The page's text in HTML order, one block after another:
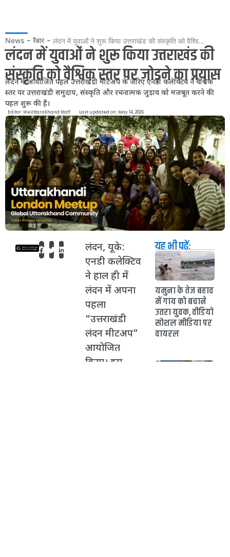
News - रैबार - लंदन में युवाओं ने शुरू किया उत्तराखंड की संस्कृति को वैश्विक स्तर पर जोड़ने का प्रयास
लंदन में युवाओं ने शुरू किया उत्तराखंड की
संस्कृति को वैश्विक स्तर पर जोड़ने का प्रयास
लंदन में आयोजित पहले उत्तराखंडी मीटअप के जरिए एनडी कलेक्टिव ने वैश्विक
स्तर पर उत्तराखंडी समुदाय, संस्कृति और रचनात्मक जुड़ाव को मजबूत करने की
पहल शुरू की है।
Editor:WeUttarakhand Staff Last updated on: May 14, 2026
लंदन, यूके:
एनडी कलेक्टिव
ने हाल ही में
लंदन में अपना
पहला
“उत्तराखंडी
लंदन मीटअप”
आयोजित
किया। इस
यह भी पढ़ें:
यमुना के तेज बहाव
में गाय को बचाने
उतरा युवक, वीडियो
सोशल मीडिया पर
वायरल